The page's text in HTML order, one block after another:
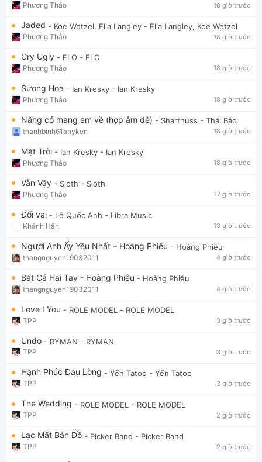
Phương Thảo 18 giờ trước
Jaded - Koe Wetzel, Ella Langley - Ella Langley, Koe Wetzel
Phương Thảo 18 giờ trước
Cry Ugly - FLO - FLO
Phương Thảo 18 giờ trước
Sương Hoa - Ian Kresky - Ian Kresky
Phương Thảo 18 giờ trước
Nắng có mang em về (hợp âm dễ) - Shartnuss - Thái Bảo
thanhbinh61anyken 18 giờ trước
Mặt Trời - Ian Kresky - Ian Kresky
Phương Thảo 18 giờ trước
Vẫn Vậy - Sloth - Sloth
Phương Thảo 17 giờ trước
Đổi vai - Lê Quốc Anh - Libra Music
Khánh Hân 13 giờ trước
Người Anh Ấy Yêu Nhất – Hoàng Phiêu - Hoàng Phiêu
thangnguyen19032011 4 giờ trước
Bắt Cá Hai Tay - Hoàng Phiêu - Hoàng Phiêu
thangnguyen19032011 4 giờ trước
Love I You - ROLE MODEL - ROLE MODEL
TPP 3 giờ trước
Undo - RYMAN - RYMAN
TPP 3 giờ trước
Hạnh Phúc Đau Lòng - Yến Tatoo - Yến Tatoo
TPP 3 giờ trước
The Wedding - ROLE MODEL - ROLE MODEL
TPP 2 giờ trước
Lạc Mất Bản Đồ - Picker Band - Picker Band
TPP 2 giờ trước